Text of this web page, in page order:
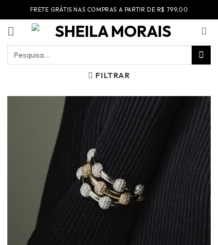
to
content
FRETE GRÁTIS NAS COMPRAS A PARTIR DE R$ 799,00
FILTRAR